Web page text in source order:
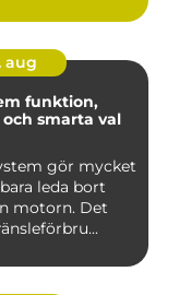
aug
smarta val
gör mycket
leda bort
motorn. Det